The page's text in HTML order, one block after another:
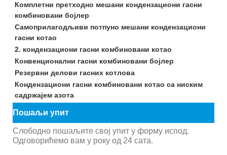
Комплетни претходно мешани кондензациони гасни
комбиновани бојлер
Самоприлагодљиви потпуно мешани кондензациони
гасни котао
2. кондензациони гасни комбиновани котао
Конвенционални гасни комбиновани бојлер
Резервни делови гасних котлова
Кондензациони гасни комбиновани котао са ниским
садржајем азота
Пошаљи упит
Слободно пошаљите свој упит у форму испод.
Одговорићемо вам у року од 24 сата.